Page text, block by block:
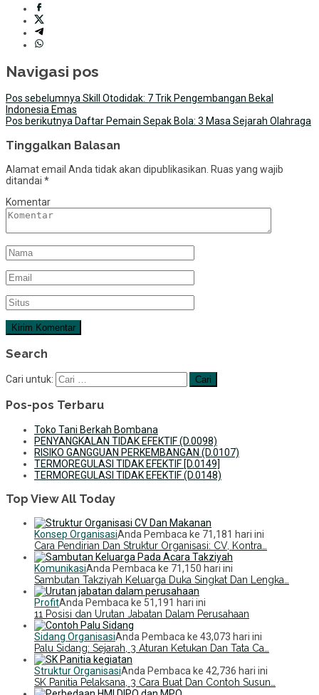
Navigasi pos
Pos sebelumnyaSkill Otodidak: 7 Trik Pengembangan Bekal
Indonesia Emas
Pos berikutnya Daftar Pemain Sepak Bola: 3 Masa Sejarah Olahraga
Tinggalkan Balasan
Alamat email Anda tidak akan dipublikasikan. Ruas yang wajib
ditandai *
Komentar
Search
Cari untuk:
Pos-pos Terbaru
Toko Tani Berkah Bombana
PENYANGKALAN TIDAK EFEKTIF (D.0098)
RISIKO GANGGUAN PERKEMBANGAN (D.0107)
TERMOREGULASI TIDAK EFEKTIF [D.0149]
TERMOREGULASI TIDAK EFEKTIF (D.0148)
Top View All Today
Konsep OrganisasiAnda Pembaca ke 71,181 hari ini
Cara Pendirian Dan Struktur Organisasi: CV, Kontra…
KomunikasiAnda Pembaca ke 71,150 hari ini
Sambutan Takziyah Keluarga Duka Singkat Dan Lengka…
ProfitAnda Pembaca ke 51,191 hari ini
11 Posisi dan Urutan Jabatan Dalam Perusahaan
Sidang OrganisasiAnda Pembaca ke 43,073 hari ini
Palu Sidang: Sejarah, 3 Aturan Ketukan Dan Tata Ca…
Struktur OrganisasiAnda Pembaca ke 42,736 hari ini
SK Panitia Pelaksana, 3 Cara Buat Dan Contoh Susun…